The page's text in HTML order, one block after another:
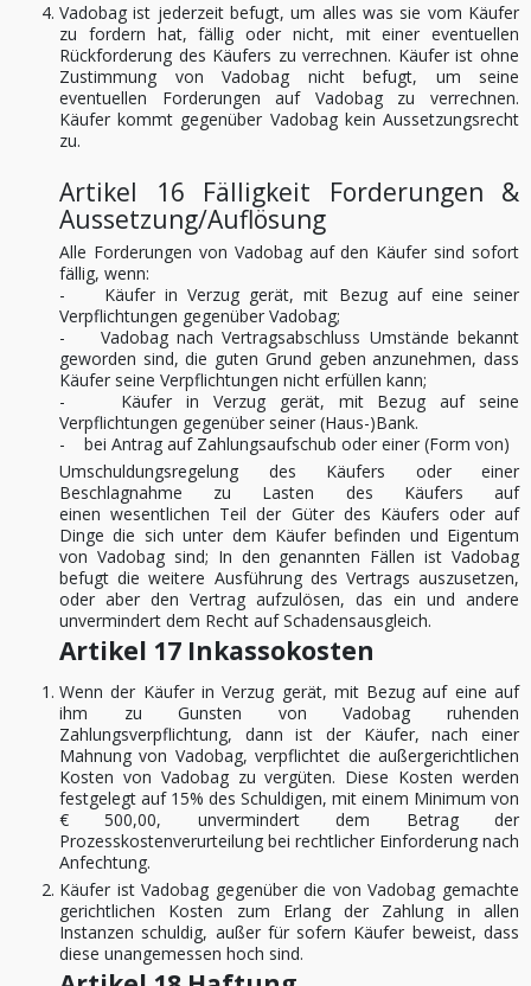
Vadobag ist jederzeit befugt, um alles was sie vom Käufer
zu fordern hat, fällig oder nicht, mit einer eventuellen
Rückforderung des Käufers zu verrechnen. Käufer ist ohne
Zustimmung von Vadobag nicht befugt, um seine
eventuellen Forderungen auf Vadobag zu verrechnen.
Käufer kommt gegenüber Vadobag kein Aussetzungsrecht
zu.
Artikel 16 Fälligkeit Forderungen &
Aussetzung/Auflösung
Alle Forderungen von Vadobag auf den Käufer sind sofort
fällig, wenn:
- Käufer in Verzug gerät, mit Bezug auf eine seiner
Verpflichtungen gegenüber Vadobag;
- Vadobag nach Vertragsabschluss Umstände bekannt
geworden sind, die guten Grund geben anzunehmen, dass
Käufer seine Verpflichtungen nicht erfüllen kann;
- Käufer in Verzug gerät, mit Bezug auf seine
Verpflichtungen gegenüber seiner (Haus-)Bank.
- bei Antrag auf Zahlungsaufschub oder einer (Form von)
Umschuldungsregelung des Käufers oder einer
Beschlagnahme zu Lasten des Käufers auf
einen wesentlichen Teil der Güter des Käufers oder auf
Dinge die sich unter dem Käufer befinden und Eigentum
von Vadobag sind; In den genannten Fällen ist Vadobag
befugt die weitere Ausführung des Vertrags auszusetzen,
oder aber den Vertrag aufzulösen, das ein und andere
unvermindert dem Recht auf Schadensausgleich.
Artikel 17 Inkassokosten
Wenn der Käufer in Verzug gerät, mit Bezug auf eine auf
ihm zu Gunsten von Vadobag ruhenden
Zahlungsverpflichtung, dann ist der Käufer, nach einer
Mahnung von Vadobag, verpflichtet die außergerichtlichen
Kosten von Vadobag zu vergüten. Diese Kosten werden
festgelegt auf 15% des Schuldigen, mit einem Minimum von
€ 500,00, unvermindert dem Betrag der
Prozesskostenverurteilung bei rechtlicher Einforderung nach
Anfechtung.
Käufer ist Vadobag gegenüber die von Vadobag gemachte
gerichtlichen Kosten zum Erlang der Zahlung in allen
Instanzen schuldig, außer für sofern Käufer beweist, dass
diese unangemessen hoch sind.